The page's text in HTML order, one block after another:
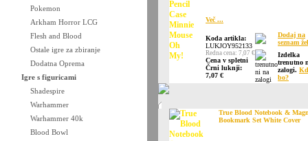
Pokemon
Arkham Horror LCG
Flesh and Blood
Ostale igre za zbiranje
Dodatna Oprema
Igre s figuricami
Shadespire
Warhammer
Warhammer 40k
Blood Bowl
Več ...
Koda artikla:
LUKJOY952133
Redna cena: 7,07 €
Cena v spletni
Črni luknji:
7,07 €
Dodaj na
seznam
Izdelka
trenutno
zalogi.
bo?
True Blood Notebook &
Bookmark Set White Cover